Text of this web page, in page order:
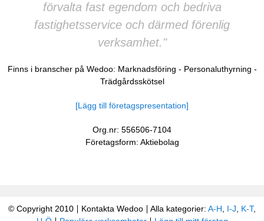
förvalta fast egendom och bedriva
fastighetsservice och därmed förenlig
verksamhet."
Finns i branscher på Wedoo: Marknadsföring - Personaluthyrning -
Trädgårdsskötsel
[Lägg till företagspresentation]
Org.nr: 556506-7104
Företagsform: Aktiebolag
© Copyright 2010 Kontakta Wedoo Alla kategorier: A-H I-J K-T,